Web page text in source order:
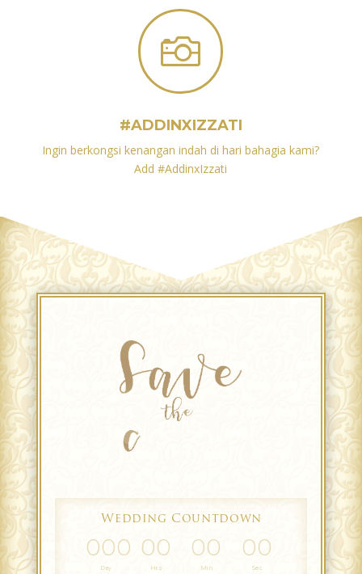

#ADDINXIZZATI
Ingin berkongsi kenangan indah di hari bahagia kami?
Add #AddinxIzzati
Wedding Countdown
000
Day
00
Hrs
00
Min
00
Sec